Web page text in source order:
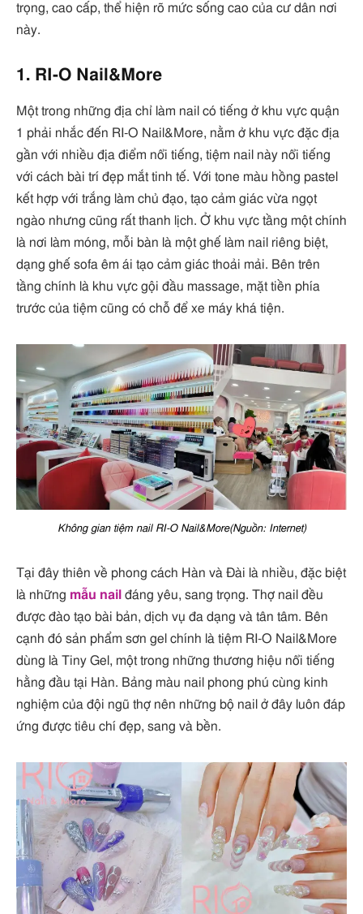
trọng, cao cấp, thể hiện rõ mức sống cao của cư dân nơi
này.
1. RI-O Nail&More
Một trong những địa chỉ làm nail có tiếng ở khu vực quận
1 phải nhắc đến RI-O Nail&More, nằm ở khu vực đặc địa
gần với nhiều địa điểm nổi tiếng, tiệm nail này nổi tiếng
với cách bài trí đẹp mắt tinh tế. Với tone màu hồng pastel
kết hợp với trắng làm chủ đạo, tạo cảm giác vừa ngọt
ngào nhưng cũng rất thanh lịch. Ở khu vực tầng một chính
là nơi làm móng, mỗi bàn là một ghế làm nail riêng biệt,
dạng ghế sofa êm ái tạo cảm giác thoải mải. Bên trên
tầng chính là khu vực gội đầu massage, mặt tiền phía
trước của tiệm cũng có chỗ để xe máy khá tiện.
Không gian tiệm nail RI-O Nail&More(Nguồn: Internet)
Tại đây thiên về phong cách Hàn và Đài là nhiều, đặc biệt
là những mẫu nail đáng yêu, sang trọng. Thợ nail đều
được đào tạo bài bản, dịch vụ đa dạng và tân tâm. Bên
cạnh đó sản phẩm sơn gel chính là tiệm RI-O Nail&More
dùng là Tiny Gel, một trong những thương hiệu nổi tiếng
hằng đầu tại Hàn. Bảng màu nail phong phú cùng kinh
nghiệm của đội ngũ thợ nên những bộ nail ở đây luôn đáp
ứng được tiêu chí đẹp, sang và bền.